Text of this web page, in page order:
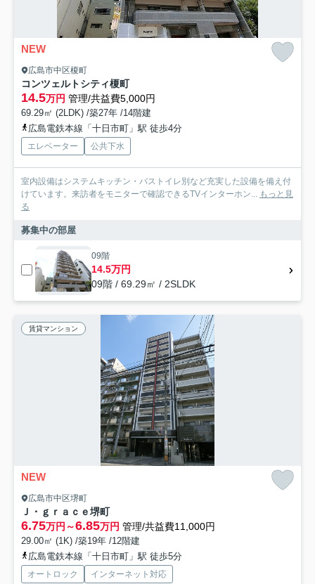
NEW
広島市中区榎町
コンツェルトシティ榎町
14.5万円 管理/共益費5,000円
69.29㎡ (2LDK) /築27年 /14階建
広島電鉄本線「十日市町」駅 徒歩4分
エレベーター 公共下水
室内設備はシステムキッチン・バストイレ別など充実した設備を備え付
けています。来訪者をモニターで確認できるTVインターホン...
もっと見
る
募集中の部屋
09階
14.5万円
09階 / 69.29㎡ / 2SLDK
賃貸マンション
NEW
広島市中区堺町
Ｊ・ｇｒａｃｅ堺町
6.75万円～6.85万円 管理/共益費11,000円
29.00㎡ (1K) /築19年 /12階建
広島電鉄本線「十日市町」駅 徒歩5分
オートロック インターネット対応